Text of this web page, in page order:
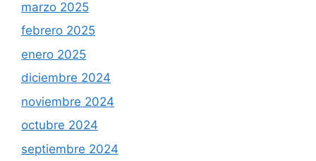
marzo 2025
febrero 2025
enero 2025
diciembre 2024
noviembre 2024
octubre 2024
septiembre 2024